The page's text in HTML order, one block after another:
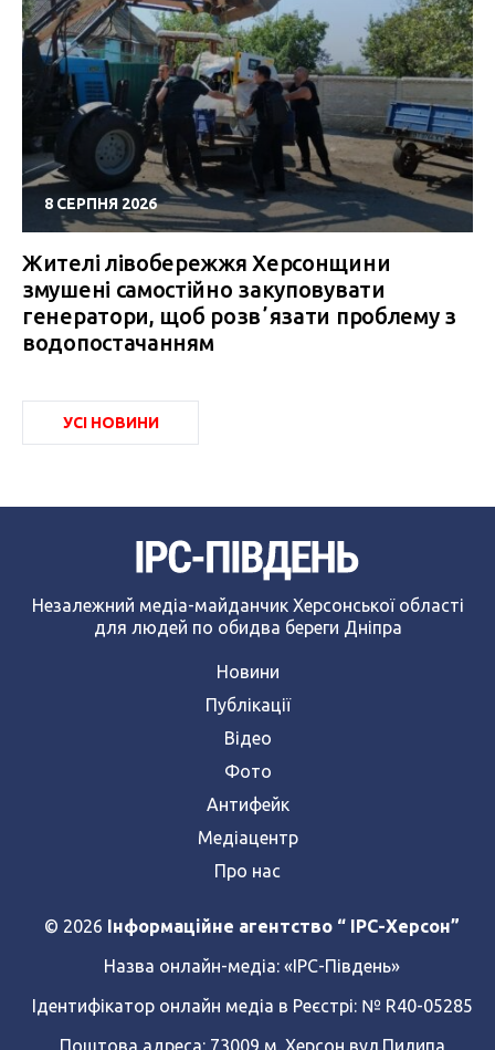
8 СЕРПНЯ 2026
Жителі лівобережжя Херсонщини
змушені самостійно закуповувати
генератори, щоб розвʼязати проблему з
водопостачанням
УСІ НОВИНИ
Незалежний медіа-майданчик Херсонської області
для людей по обидва береги Дніпра
Новини
Публікації
Відео
Фото
Антифейк
Медіацентр
Про нас
© 2026 Інформаційне агентство “ IPC-Херсон”
Назва онлайн-медіа: «ІРС-Південь»
Ідентифікатор онлайн медіа в Реєстрі: № R40-05285
Поштова адреса: 73009 м. Херсон,вул.Пилипа